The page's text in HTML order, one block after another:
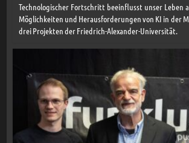
Technologischer Fortschritt beeinflusst unser Leben
Möglichkeiten und Herausforderungen von KI in der
drei Projekten der Friedrich-Alexander-Universität.